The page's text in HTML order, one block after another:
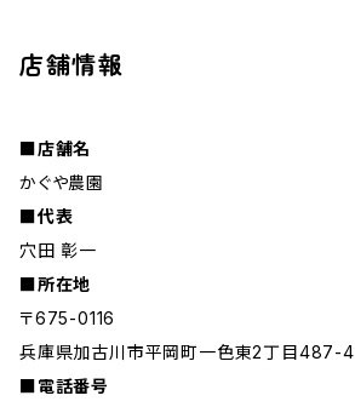
店舗情報
■店舗名
かぐや農園
■代表
穴田 彰一
■所在地
〒675-0116
兵庫県加古川市平岡町一色東2丁目487-4
■電話番号